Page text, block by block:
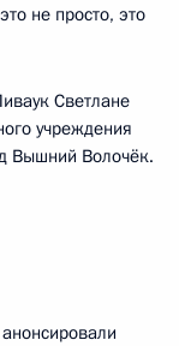
не просто, это
Светлане
учреждения
Вышний Волочёк.